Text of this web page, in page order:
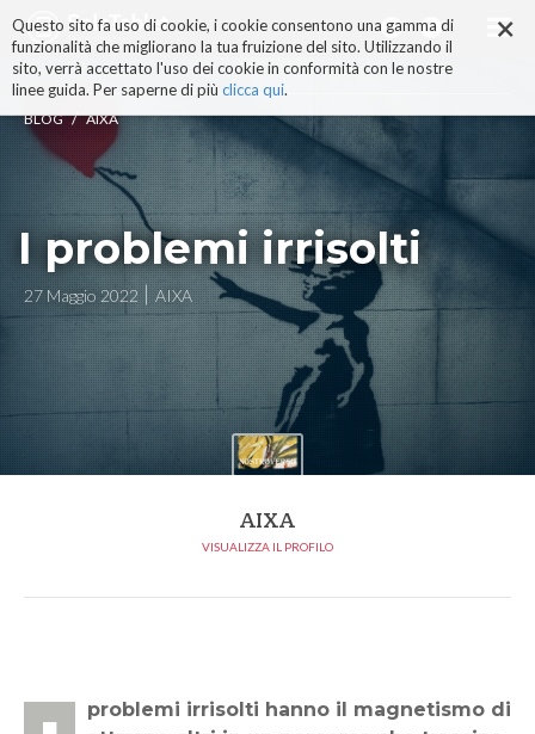
×
Questo sito fa uso di cookie, i cookie consentono una gamma di
funzionalità che migliorano la tua fruizione del sito. Utilizzando il
sito, verrà accettato l'uso dei cookie in conformità con le nostre
linee guida. Per saperne di più clicca qui.
ai
contenuti.
|
alla
navigazione
BLOG / AIXA
I problemi irrisolti
27 Maggio 2022 AIXA
AIXA
VISUALIZZA IL PROFILO